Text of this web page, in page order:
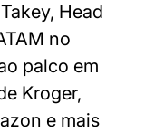
Head
no
palco em
Kroger,
e mais